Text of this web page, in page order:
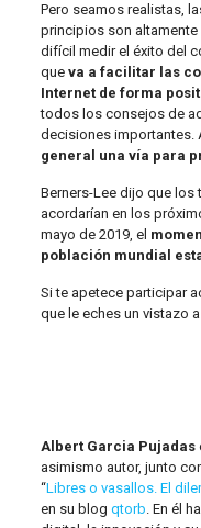
Pero seamos realistas,
principios son
difícil medir el éxito del
que va a facilitar las
Internet de forma
todos los consejos de
decisiones importantes.
general una vía para
Berners-Lee dijo que
acordarían en los
mayo de 2019, el
población mundial
Si te apetece participar
que le eches un vistazo
Albert Garcia Pujadas
asimismo autor, junto
“Libres o vasallos. El
en su blog qtorb. En él